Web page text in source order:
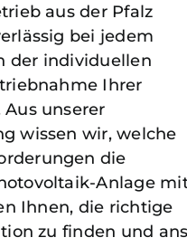
aus der Pfalz
bei jedem
der individuellen
Ihrer
Aus unserer
wissen wir, welche
die
Anlage
Ihnen, die richtige
zu finden und